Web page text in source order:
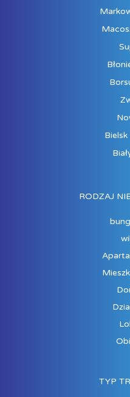
RODZAJ
TYP